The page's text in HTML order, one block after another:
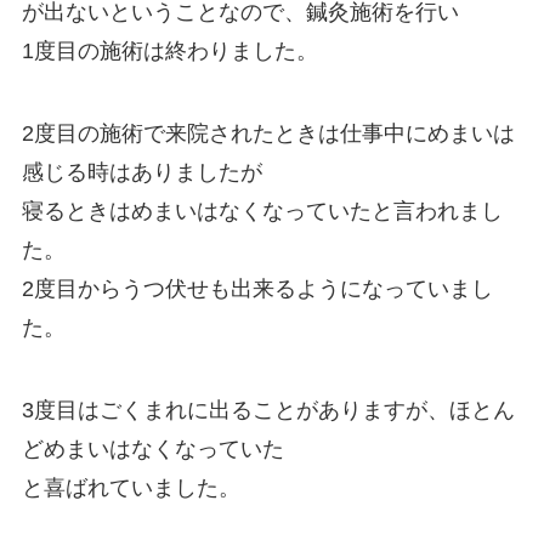
が出ないということなので、鍼灸施術を行い
1度目の施術は終わりました。
2度目の施術で来院されたときは仕事中にめまいは
感じる時はありましたが
寝るときはめまいはなくなっていたと言われまし
た。
2度目からうつ伏せも出来るようになっていまし
た。
3度目はごくまれに出ることがありますが、ほとん
どめまいはなくなっていた
と喜ばれていました。